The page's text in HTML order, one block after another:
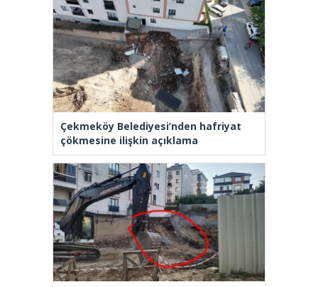
Çekmeköy Belediyesi’nden hafriyat
çökmesine ilişkin açıklama